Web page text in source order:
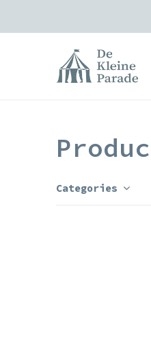
Categories